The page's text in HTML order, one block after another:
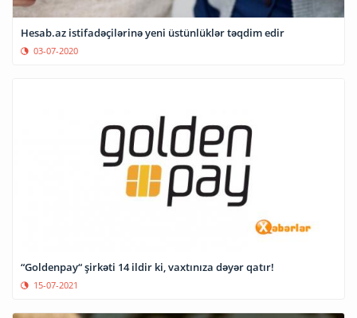
Hesab.az istifadəçilərinə yeni üstünlüklər təqdim edir
03-07-2020
“Goldenpay“ şirkəti 14 ildir ki, vaxtınıza dəyər qatır!
15-07-2021